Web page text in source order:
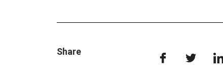
Share